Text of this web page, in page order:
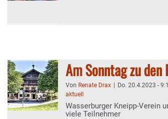
Am Sonntag zu
Von Renate Drax Do. 20.4.2023 -
aktuell
Wasserburger Kneipp-Verein
viele Teilnehmer